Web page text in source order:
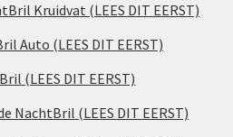
Kruidvat (LEES DIT EERST)
Auto (LEES DIT EERST)
(LEES DIT EERST)
NachtBril (LEES DIT EERST)